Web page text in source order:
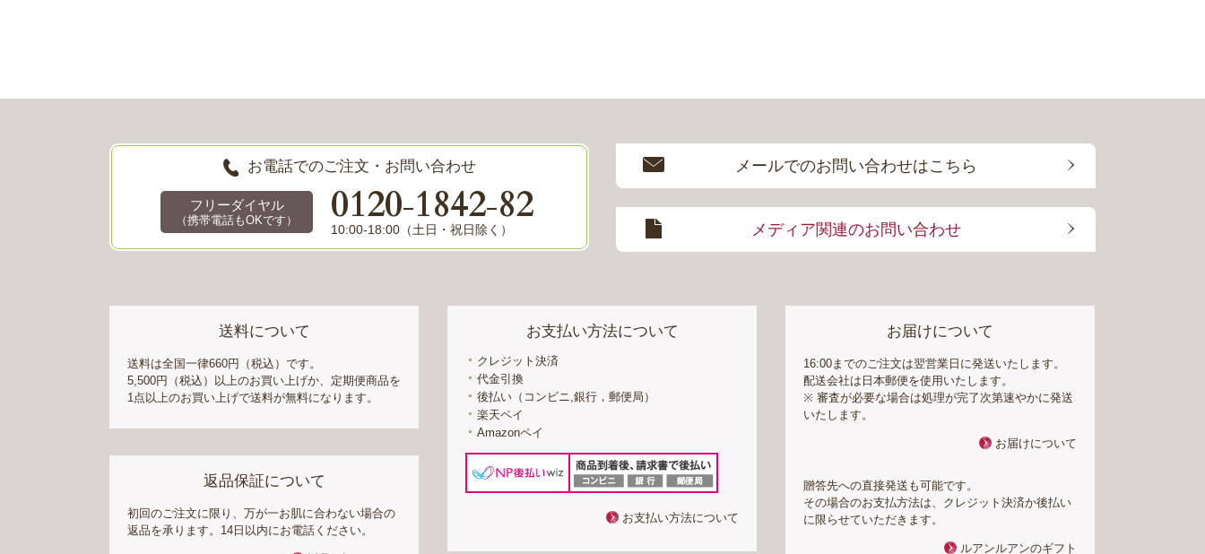
お電話でのご注文・お問い合わせ
フリーダイヤル
（携帯電話もOKです） 0120-1842-82
10:00-18:00（土日・祝日除く）
メールでのお問い合わせはこちら
メディア関連のお問い合わせ
送料について
送料は全国一律660円（税込）です。
5,500円（税込）以上のお買い上げか、定期便商品を
1点以上のお買い上げで送料が無料になります。
返品保証について
初回のご注文に限り、万が一お肌に合わない場合の
返品を承ります。14日以内にお電話ください。
お支払い方法について
クレジット決済
代金引換
後払い（コンビニ,銀行，郵便局）
楽天ペイ
Amazonペイ
お支払い方法について
お届けについて
16:00までのご注文は翌営業日に発送いたします。
配送会社は日本郵便を使用いたします。
※ 審査が必要な場合は処理が完了次第速やかに発送
いたします。
お届けについて
贈答先への直接発送も可能です。
その場合のお支払方法は、クレジット決済か後払い
に限らせていただきます。
ルアンルアンのギフト